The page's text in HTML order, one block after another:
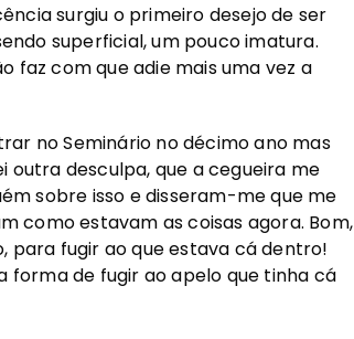
surgiu o primeiro desejo de ser
superficial, um pouco imatura.
faz com que adie mais uma vez a
no Seminário no décimo ano mas
outra desculpa, que a cegueira me
sobre isso e disseram-me que me
como estavam as coisas agora. Bom,
para fugir ao que estava cá dentro!
forma de fugir ao apelo que tinha cá